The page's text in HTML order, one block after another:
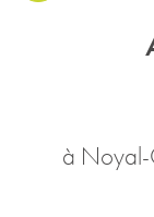
à Noyal-